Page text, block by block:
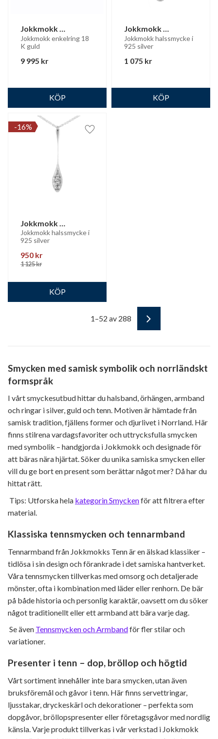
Jokkmokk
enkelring 18 K Guld
Jokkmokk enkelring 18
K guld
9 995 kr
Jokkmokk
halssmycke
Jokkmokk halssmycke i
925 silver
1 075 kr
Jokkmokk
halssmycke
Jokkmokk halssmycke i
925 silver
950 kr
1 125kr
16%
Lägg till i favoriter
1–52 av 288
Smycken med samisk symbolik och norrländskt
formspråk
I vårt smyckesutbud hittar du halsband, örhängen, armband
och ringar i silver, guld och tenn. Motiven är hämtade från
samisk tradition, fjällens former och djurlivet i Norrland. Här
finns stilrena vardagsfavoriter och uttrycksfulla smycken
med symbolik – handgjorda i Jokkmokk och designade för
att bäras nära hjärtat. Söker du unika samiska smycken eller
vill du ge bort en present som berättar något mer? Då har du
hittat rätt.
Tips: Utforska hela kategorin Smyckenför att filtrera efter
material.
Klassiska tennsmycken och tennarmband
Tennarmband från Jokkmokks Tenn är en älskad klassiker –
tidlösa i sin design och förankrade i det samiska hantverket.
Våra tennsmycken tillverkas med omsorg och detaljerade
mönster, ofta i kombination med läder eller renhorn. De bär
på både historia och personlig karaktär, oavsett om du söker
något traditionellt eller ett armband att bära varje dag.
Se även Tennsmycken och Armbandför fler stilar och
variationer.
Presenter i tenn – dop, bröllop och högtid
Vårt sortiment innehåller inte bara smycken, utan även
bruksföremål och gåvor i tenn. Här finns servettringar,
ljusstakar, dryckeskärl och dekorationer – perfekta som
dopgåvor, bröllopspresenter eller företagsgåvor med nordlig
känsla. Varje produkt tillverkas i vår verkstad i Jokkmokk